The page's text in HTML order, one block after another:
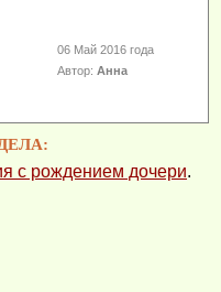
06 Май 2016 года
Автор:Анна
с рождением дочери.